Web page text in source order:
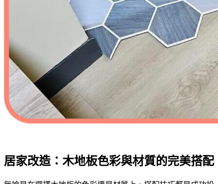
居家改造：木地板色彩與材質的完美搭配